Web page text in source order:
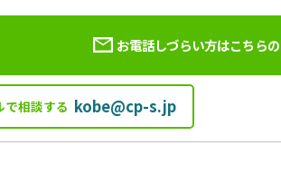
お電話しづらい方はこちら
で相談する kobe@cp-s.jp